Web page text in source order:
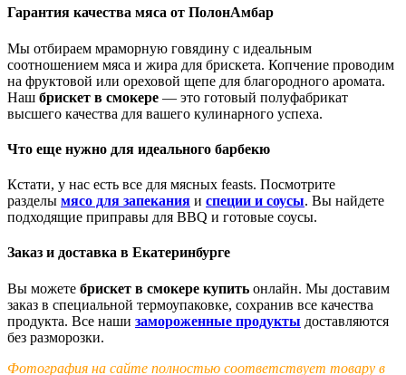
Гарантия качества мяса от ПолонАмбар
Мы отбираем мраморную говядину с идеальным
соотношением мяса и жира для брискета. Копчение проводим
на фруктовой или ореховой щепе для благородного аромата.
Наш брискет в смокере — это готовый полуфабрикат
высшего качества для вашего кулинарного успеха.
Что еще нужно для идеального барбекю
Кстати, у нас есть все для мясных feasts. Посмотрите
разделы мясо для запекания и специи и соусы. Вы найдете
подходящие приправы для BBQ и готовые соусы.
Заказ и доставка в Екатеринбурге
Вы можете брискет в смокере купить онлайн. Мы доставим
заказ в специальной термоупаковке, сохранив все качества
продукта. Все наши замороженные продукты доставляются
без разморозки.
Фотография на сайте полностью соответствует товару в